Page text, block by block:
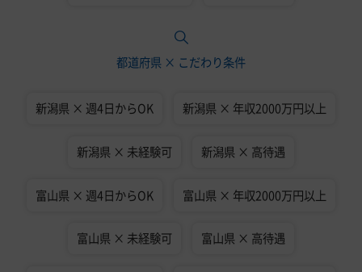
都道府県 × こだわり条件
新潟県 × 週4日からOK 新潟県 × 年収2000万円以上
新潟県 × 未経験可 新潟県 × 高待遇
富山県 × 週4日からOK 富山県 × 年収2000万円以上
富山県 × 未経験可 富山県 × 高待遇